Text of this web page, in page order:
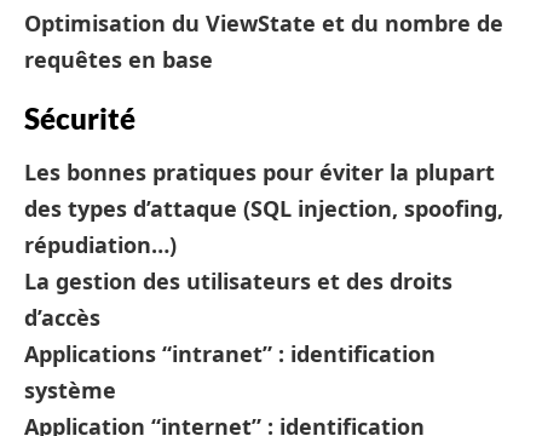
Optimisation du ViewState et du nombre de
requêtes en base
Sécurité
Les bonnes pratiques pour éviter la plupart
des types d’attaque (SQL injection, spoofing,
répudiation…)
La gestion des utilisateurs et des droits
d’accès
Applications “intranet” : identification
système
Application “internet” : identification